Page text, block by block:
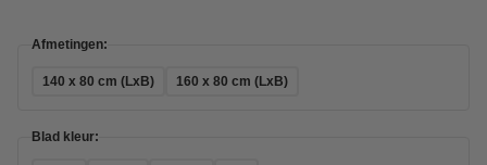
Afmetingen:
140 x 80 cm (LxB) 160 x 80 cm (LxB)
Blad kleur: